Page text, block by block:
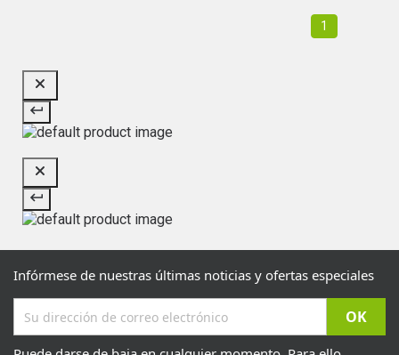
1
Infórmese de nuestras últimas noticias y ofertas especiales